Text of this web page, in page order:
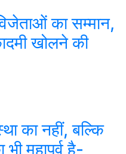
का सम्मान,
खोलने की
का नहीं, बल्कि
महापर्व है-